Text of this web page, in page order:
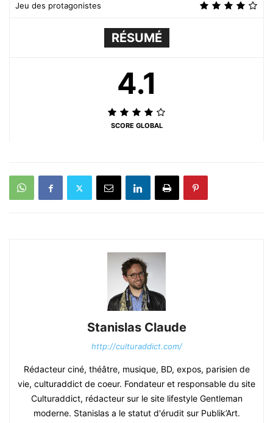
Jeu des protagonistes
RÉSUMÉ
4.1
SCORE GLOBAL
Stanislas Claude
http://culturaddict.com/
Rédacteur ciné, théâtre, musique, BD, expos, parisien de
vie, culturaddict de coeur. Fondateur et responsable du site
Culturaddict, rédacteur sur le site lifestyle Gentleman
moderne. Stanislas a le statut d'érudit sur Publik’Art.